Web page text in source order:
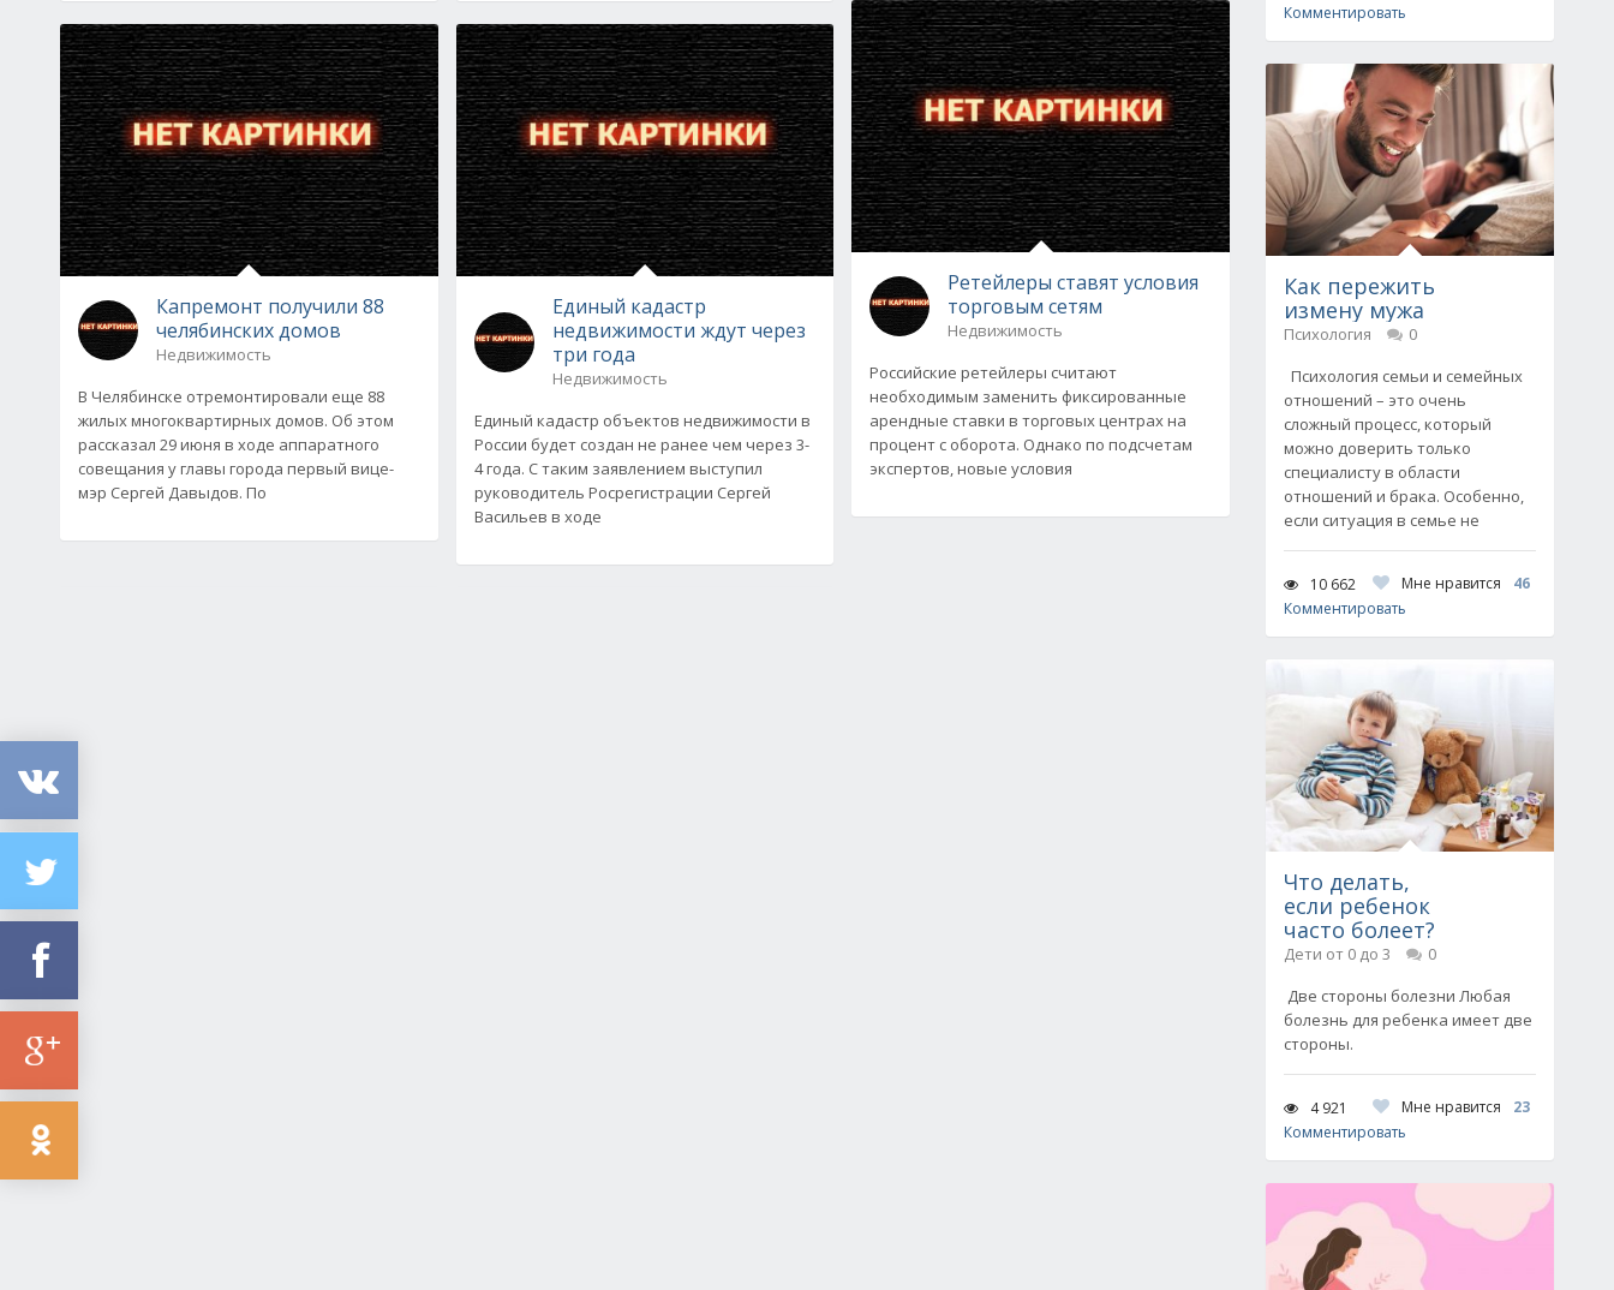
Капремонт получили 88
челябинских домов
Недвижимость
В Челябинске отремонтировали еще 88
жилых многоквартирных домов. Об этом
рассказал 29 июня в ходе аппаратного
совещания у главы города первый вице-
мэр Сергей Давыдов. По
Единый кадастр
недвижимости ждут через
три года
Недвижимость
Единый кадастр объектов недвижимости в
России будет создан не ранее чем через 3-
4 года. С таким заявлением выступил
руководитель Росрегистрации Сергей
Васильев в ходе
Ретейлеры ставят условия
торговым сетям
Недвижимость
Российские ретейлеры считают
необходимым заменить фиксированные
арендные ставки в торговых центрах на
процент с оборота. Однако по подсчетам
экспертов, новые условия
Комментировать
Как пережить
измену мужа
Психология
0
Психология семьи и семейных
отношений – это очень
сложный процесс, который
можно доверить только
специалисту в области
отношений и брака. Особенно,
если ситуация в семье не
10 662 Мне нравится
46
Комментировать
Что делать,
если ребенок
часто болеет?
Дети от 0 до 3
0
Две стороны болезни Любая
болезнь для ребенка имеет две
стороны.
4 921 Мне нравится
23
Комментировать